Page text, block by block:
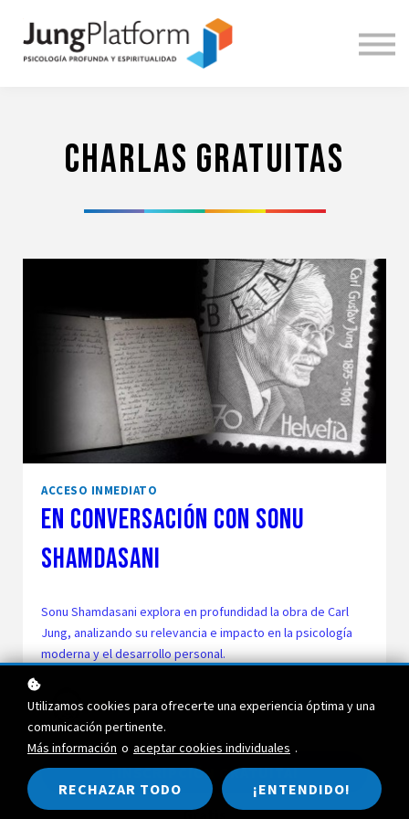
DOCENTES
INICIAR SESIÓN
Charlas gratuitas
ACCESO INMEDIATO
En Conversación con Sonu
Shamdasani
Sonu Shamdasani explora en profundidad la obra de Carl
Jung, analizando su relevancia e impacto en la psicología
moderna y el desarrollo personal.
Sonu Shamdasani
¡INSCRIPCIÓN GRATUITA!
Utilizamos cookies para ofrecerte una experiencia óptima y una
comunicación pertinente.
Más información o aceptar cookies individuales .
RECHAZAR TODO ¡ENTENDIDO!